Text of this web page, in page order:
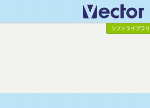
ソフトライブラリ